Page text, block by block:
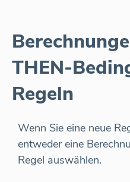
THEN-
Regeln
Wenn Sie eine neue
entweder eine
Regel auswählen.